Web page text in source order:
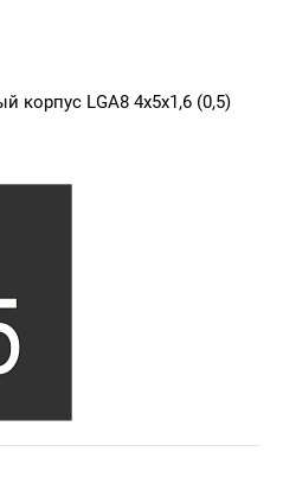
корпус LGA8 4х5х1,6 (0,5)